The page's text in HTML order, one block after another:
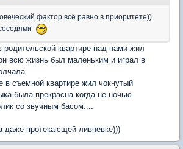
фактор всё равно в приоритете))
родительской квартире над нами жил
всю жизнь был маленьким и играл в
в съемной квартире жил чокнутый
была прекрасна когда не ночью.
со звучным басом....
даже протекающей ливневке)))